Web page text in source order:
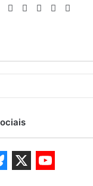
WebsiteFacebook
X YouTube